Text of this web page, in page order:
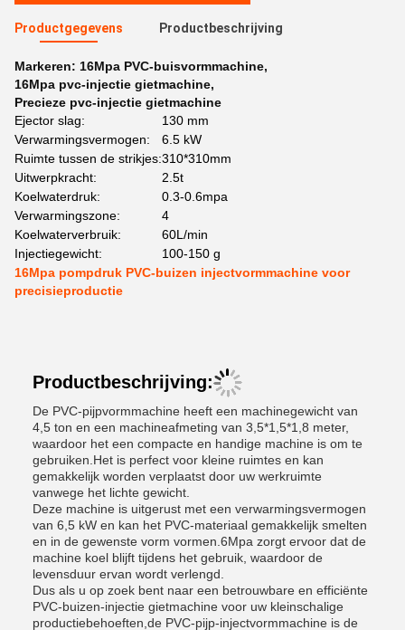
Productgegevens Productbeschrijving
Markeren: 16Mpa PVC-buisvormmachine,
16Mpa pvc-injectie gietmachine,
Precieze pvc-injectie gietmachine
Ejector slag:
130 mm
Verwarmingsvermogen:
6.5 kW
Ruimte tussen de strikjes:310*310mm
Uitwerpkracht:
2.5t
Koelwaterdruk:
0.3-0.6mpa
Verwarmingszone:
4
Koelwaterverbruik:
60L/min
Injectiegewicht:
100-150 g
16Mpa pompdruk PVC-buizen injectvormmachine voor
precisieproductie
Productbeschrijving:
De PVC-pijpvormmachine heeft een machinegewicht van
4,5 ton en een machineafmeting van 3,5*1,5*1,8 meter,
waardoor het een compacte en handige machine is om te
gebruiken.Het is perfect voor kleine ruimtes en kan
gemakkelijk worden verplaatst door uw werkruimte
vanwege het lichte gewicht.
Deze machine is uitgerust met een verwarmingsvermogen
van 6,5 kW en kan het PVC-materiaal gemakkelijk smelten
en in de gewenste vorm vormen.6Mpa zorgt ervoor dat de
machine koel blijft tijdens het gebruik, waardoor de
levensduur ervan wordt verlengd.
Dus als u op zoek bent naar een betrouwbare en efficiënte
PVC-buizen-injectie gietmachine voor uw kleinschalige
productiebehoeften,de PVC-pijp-injectvormmachine is de